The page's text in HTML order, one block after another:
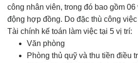
công nhân viên, trong đó bao gồm
động hợp đồng. Do đặc thù công
Tài chính kế toán làm việc tại 5 vị trí:
Văn phòng
Phòng thủ quỹ và thu tiền điều